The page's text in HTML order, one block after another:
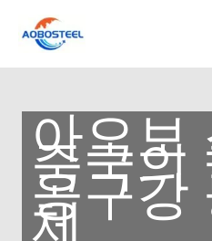
츠
아오보
중국의
공구강
체